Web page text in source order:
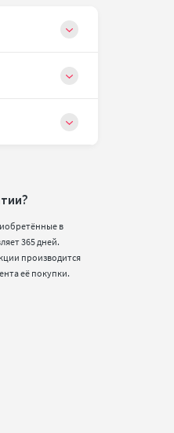
в
365 дней.
производится
её покупки.